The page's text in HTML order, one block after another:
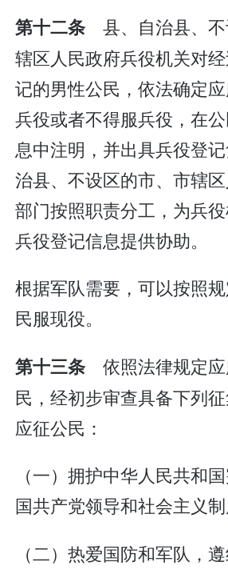
第十二条 县、自治县、
辖区人民政府兵役机关对
记的男性公民，依法确定
兵役或者不得服兵役，在
息中注明，并出具兵役登
治县、不设区的市、市辖
部门按照职责分工，为兵
兵役登记信息提供协助。
根据军队需要，可以按照
民服现役。
第十三条 依照法律规定
民，经初步审查具备下列
应征公民：
（一）拥护中华人民共和
国共产党领导和社会主义制
（二）热爱国防和军队，